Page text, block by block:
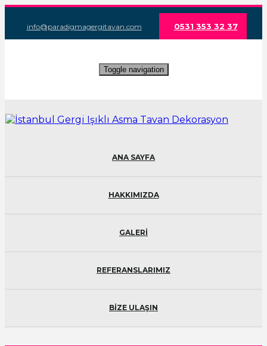
info@paradigmagergitavan.com 0531 353 32 37
Toggle navigation
ANA SAYFA
HAKKIMIZDA
GALERİ
REFERANSLARIMIZ
BİZE ULAŞIN